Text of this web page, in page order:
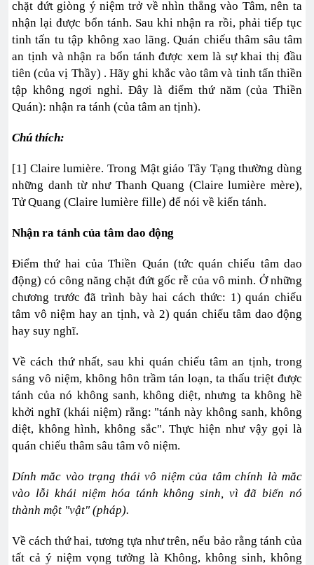
chặt đứt giòng ý niệm trở về nhìn thẳng vào Tâm, nên ta
nhận lại được bổn tánh. Sau khi nhận ra rồi, phải tiếp tục
tinh tấn tu tập không xao lãng. Quán chiếu thâm sâu tâm
an tịnh và nhận ra bổn tánh được xem là sự khai thị đầu
tiên (của vị Thầy) . Hãy ghi khắc vào tâm và tinh tấn thiền
tập không ngơi nghỉ. Ðây là điểm thứ năm (của Thiền
Quán): nhận ra tánh (của tâm an tịnh).
Chú thích:
[1] Claire lumière. Trong Mật giáo Tây Tạng thường dùng
những danh từ như Thanh Quang (Claire lumière mère),
Tử Quang (Claire lumière fille) để nói về kiến tánh.
Nhận ra tánh của tâm dao động
Ðiểm thứ hai của Thiền Quán (tức quán chiếu tâm dao
động) có công năng chặt đứt gốc rễ của vô minh. Ở những
chương trước đã trình bày hai cách thức: 1) quán chiếu
tâm vô niệm hay an tịnh, và 2) quán chiếu tâm dao động
hay suy nghĩ.
Về cách thứ nhất, sau khi quán chiếu tâm an tịnh, trong
sáng vô niệm, không hôn trầm tán loạn, ta thấu triệt được
tánh của nó không sanh, không diệt, nhưng ta không hề
khởi nghĩ (khái niệm) rằng: "tánh này không sanh, không
diệt, không hình, không sắc". Thực hiện như vậy gọi là
quán chiếu thâm sâu tâm vô niệm.
Dính mắc vào trạng thái vô niệm của tâm chính là mắc
vào lỗi khái niệm hóa tánh không sinh, vì đã biến nó
thành một "vật" (pháp).
Về cách thứ hai, tương tựa như trên, nếu bảo rằng tánh của
tất cả ý niệm vọng tưởng là Không, không sinh, không